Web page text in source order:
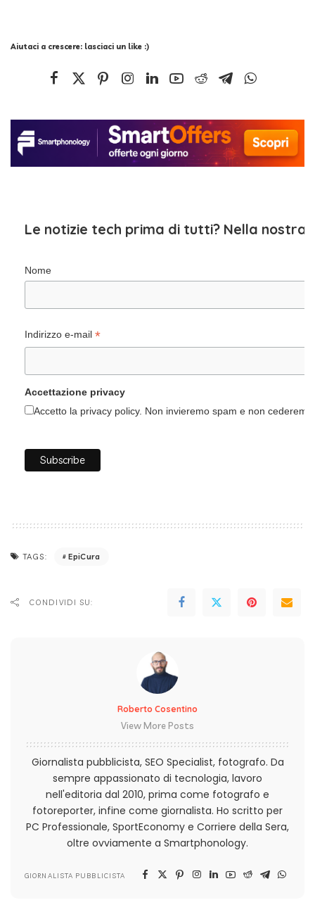
Aiutaci a crescere: lasciaci un like :)
Le notizie tech prima di tutti? Nella nostra
Nome
Indirizzo e-mail *
Accettazione privacy
Accetto la privacy policy. Non invieremo spam e non
TAGS: EpiCura
CONDIVIDI SU:
Roberto Cosentino
View More Posts
Giornalista pubblicista, SEO Specialist, fotografo. Da
sempre appassionato di tecnologia, lavoro
nell'editoria dal 2010, prima come fotografo e
fotoreporter, infine come giornalista. Ho scritto per
PC Professionale, SportEconomy e Corriere della Sera,
oltre ovviamente a Smartphonology.
GIORNALISTA PUBBLICISTA